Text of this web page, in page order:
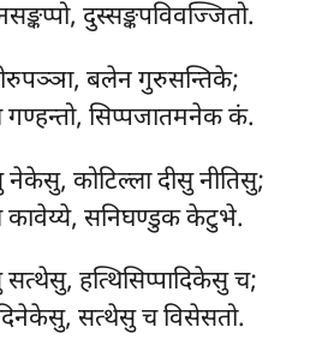
दुस्सङ्कपविवज्जितो.
बलेन गुरुसन्तिके;
सिप्पजातमनेक कं.
कोटिल्ला दीसु नीतिसु;
कावेय्ये, सनिघण्डुक केटुभे.
हत्थिसिप्पादिकेसु च;
सत्थेसु च विसेसतो.